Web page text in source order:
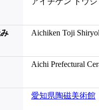
Aichiken Toji
Aichi Prefectural
愛知県陶磁美術館